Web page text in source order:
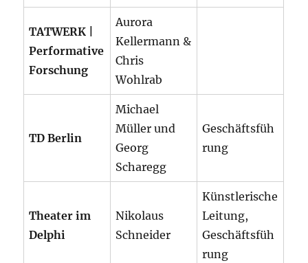
TATWERK |
Performative
Forschung
Aurora
Kellermann &
Chris
Wohlrab
TD Berlin
Michael
Müller und
Georg
Scharegg
Geschäftsfüh
rung
Theater im
Delphi
Nikolaus
Schneider
Künstlerische
Leitung,
Geschäftsfüh
rung